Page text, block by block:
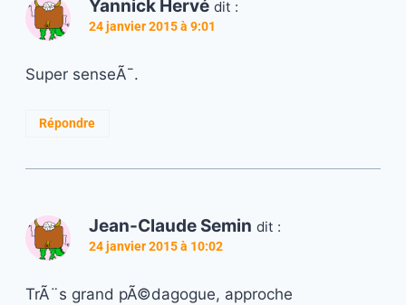
Yannick Hervé dit :
24 janvier 2015 à 9:01
Super senseÃ¯.
Répondre
Jean-Claude Semin dit :
24 janvier 2015 à 10:02
TrÃ¨s grand pÃ©dagogue, approche